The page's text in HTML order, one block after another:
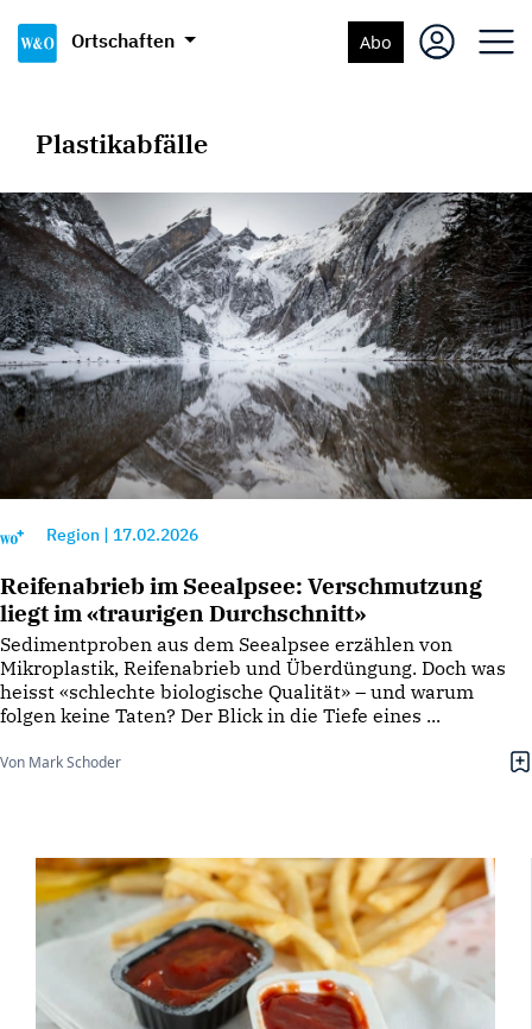
Ortschaften Abo
Plastikabfälle
Region 17.02.2026
Reifenabrieb im Seealpsee: Verschmutzung
liegt im «traurigen Durchschnitt»
Sedimentproben aus dem Seealpsee erzählen von
Mikroplastik, Reifenabrieb und Überdüngung. Doch was
heisst «schlechte biologische Qualität» – und warum
folgen keine Taten? Der Blick in die Tiefe eines ...
Von Mark Schoder